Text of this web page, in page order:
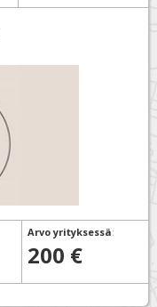
Arvo yrityksessä:
200 €